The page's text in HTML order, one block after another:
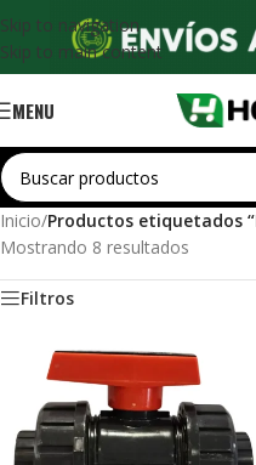
Skip to navigation
Skip to main content
MENU
Inicio/Productos etiquetados
Mostrando 8 resultados
Filtros